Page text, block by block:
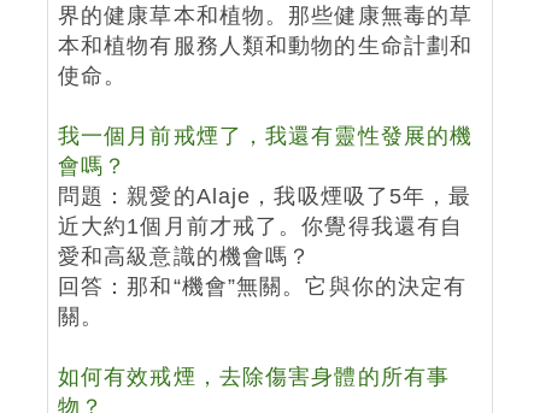
界的健康草本和植物。那些健康無毒的草
本和植物有服務人類和動物的生命計劃和
使命。
我一個月前戒煙了，我還有靈性發展的機
會嗎？
問題：親愛的Alaje，我吸煙吸了5年，最
近大約1個月前才戒了。你覺得我還有自
愛和高級意識的機會嗎？
回答：那和“機會”無關。它與你的決定有
關。
如何有效戒煙，去除傷害身體的所有事
物？